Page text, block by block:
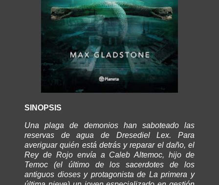
SINOPSIS
Una plaga de demonios han saboteado las
reservas de agua de Dresediel Lex. Para
averiguar quién está detrás y reparar el daño, el
Rey de Rojo envía a Caleb Altemoc, hijo de
Temoc (el último de los sacerdotes de los
antiguos dioses y protagonista de La primera y